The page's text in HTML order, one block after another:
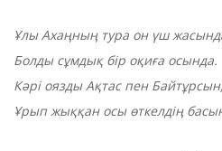
Ұлы Ахаңның тура он үш
Болды сұмдық бір оқиға осында.
Кәрі оязды Ақтас пен Байтұрсын,
Ұрып жыққан осы өткелдің